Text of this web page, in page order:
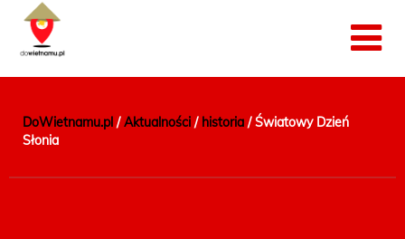
DoWietnamu.pl /Aktualności / historia /Światowy Dzień
Słonia